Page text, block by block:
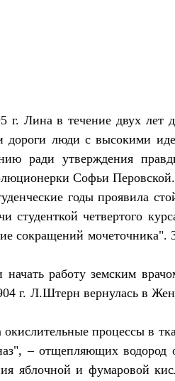
г. Лина в течение двух лет
дороги люди с высокими
ради утверждения
Софьи Перовской.
годы проявила
студенткой четвертого
сокращений
работу земским
г. Л.Штерн вернулась в
процессы в
– отщепляющих водород
яблочной и фумаровой